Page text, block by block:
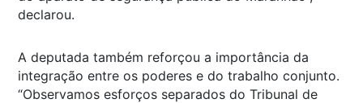
declarou.
A deputada também reforçou a importância da
integração entre os poderes e do trabalho conjunto.
“Observamos esforços separados do Tribunal de